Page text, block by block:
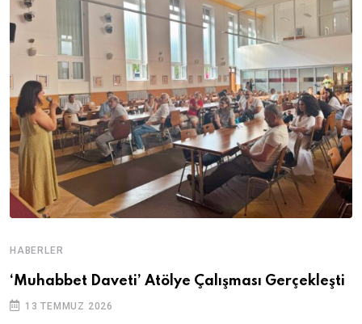
HABERLER
‘Muhabbet Daveti’ Atölye Çalışması Gerçekleşti
13 TEMMUZ 2026